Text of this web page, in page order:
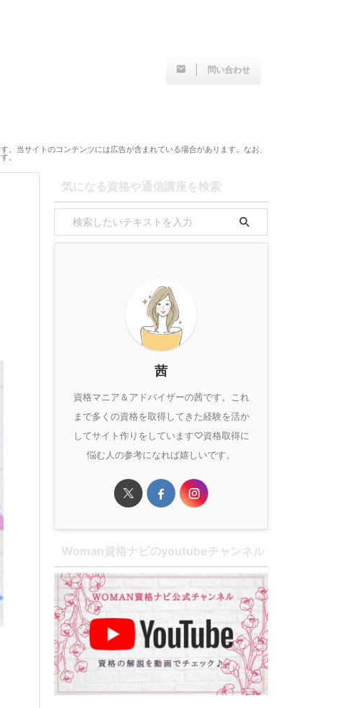
問い合わせ
当サイトのコンテンツには広告が含まれている場合があります。なお、
。
気になる資格や通信講座を検索
茜
資格マニア＆アドバイザーの茜です。これ
まで多くの資格を取得してきた経験を活か
してサイト作りをしています♡資格取得に
悩む人の参考になれば嬉しいです。
Woman資格ナビのyoutubeチャンネル